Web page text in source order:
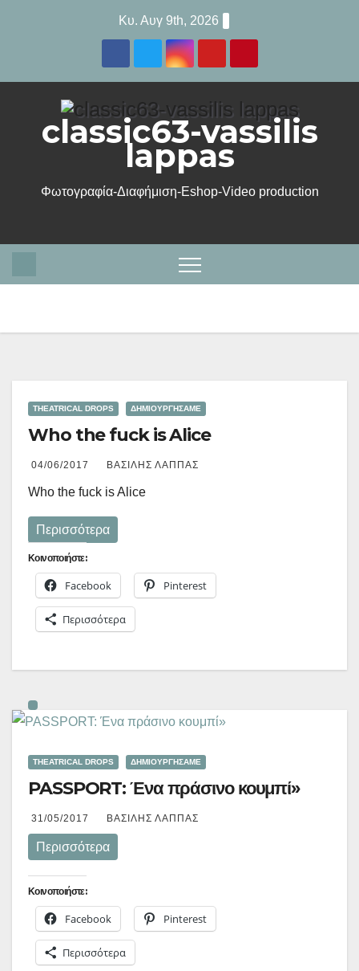
Κυ. Αυγ 9th, 2026
classic63-vassilis
lappas
Φωτογραφία-Διαφήμιση-Eshop-Video production
THEATRICAL DROPS ΔΗΜΙΟΥΡΓΉΣΑΜΕ
Who the fuck is Alice
04/06/2017 ΒΑΣΊΛΗΣ ΛΆΠΠΑΣ
Who the fuck is Alice
Περισσότερα
Κοινοποιήστε:
Facebook Pinterest
Περισσότερα
THEATRICAL DROPS ΔΗΜΙΟΥΡΓΉΣΑΜΕ
PASSPORT: Ένα πράσινο κουμπί»
31/05/2017 ΒΑΣΊΛΗΣ ΛΆΠΠΑΣ
Περισσότερα
Κοινοποιήστε:
Facebook Pinterest
Περισσότερα